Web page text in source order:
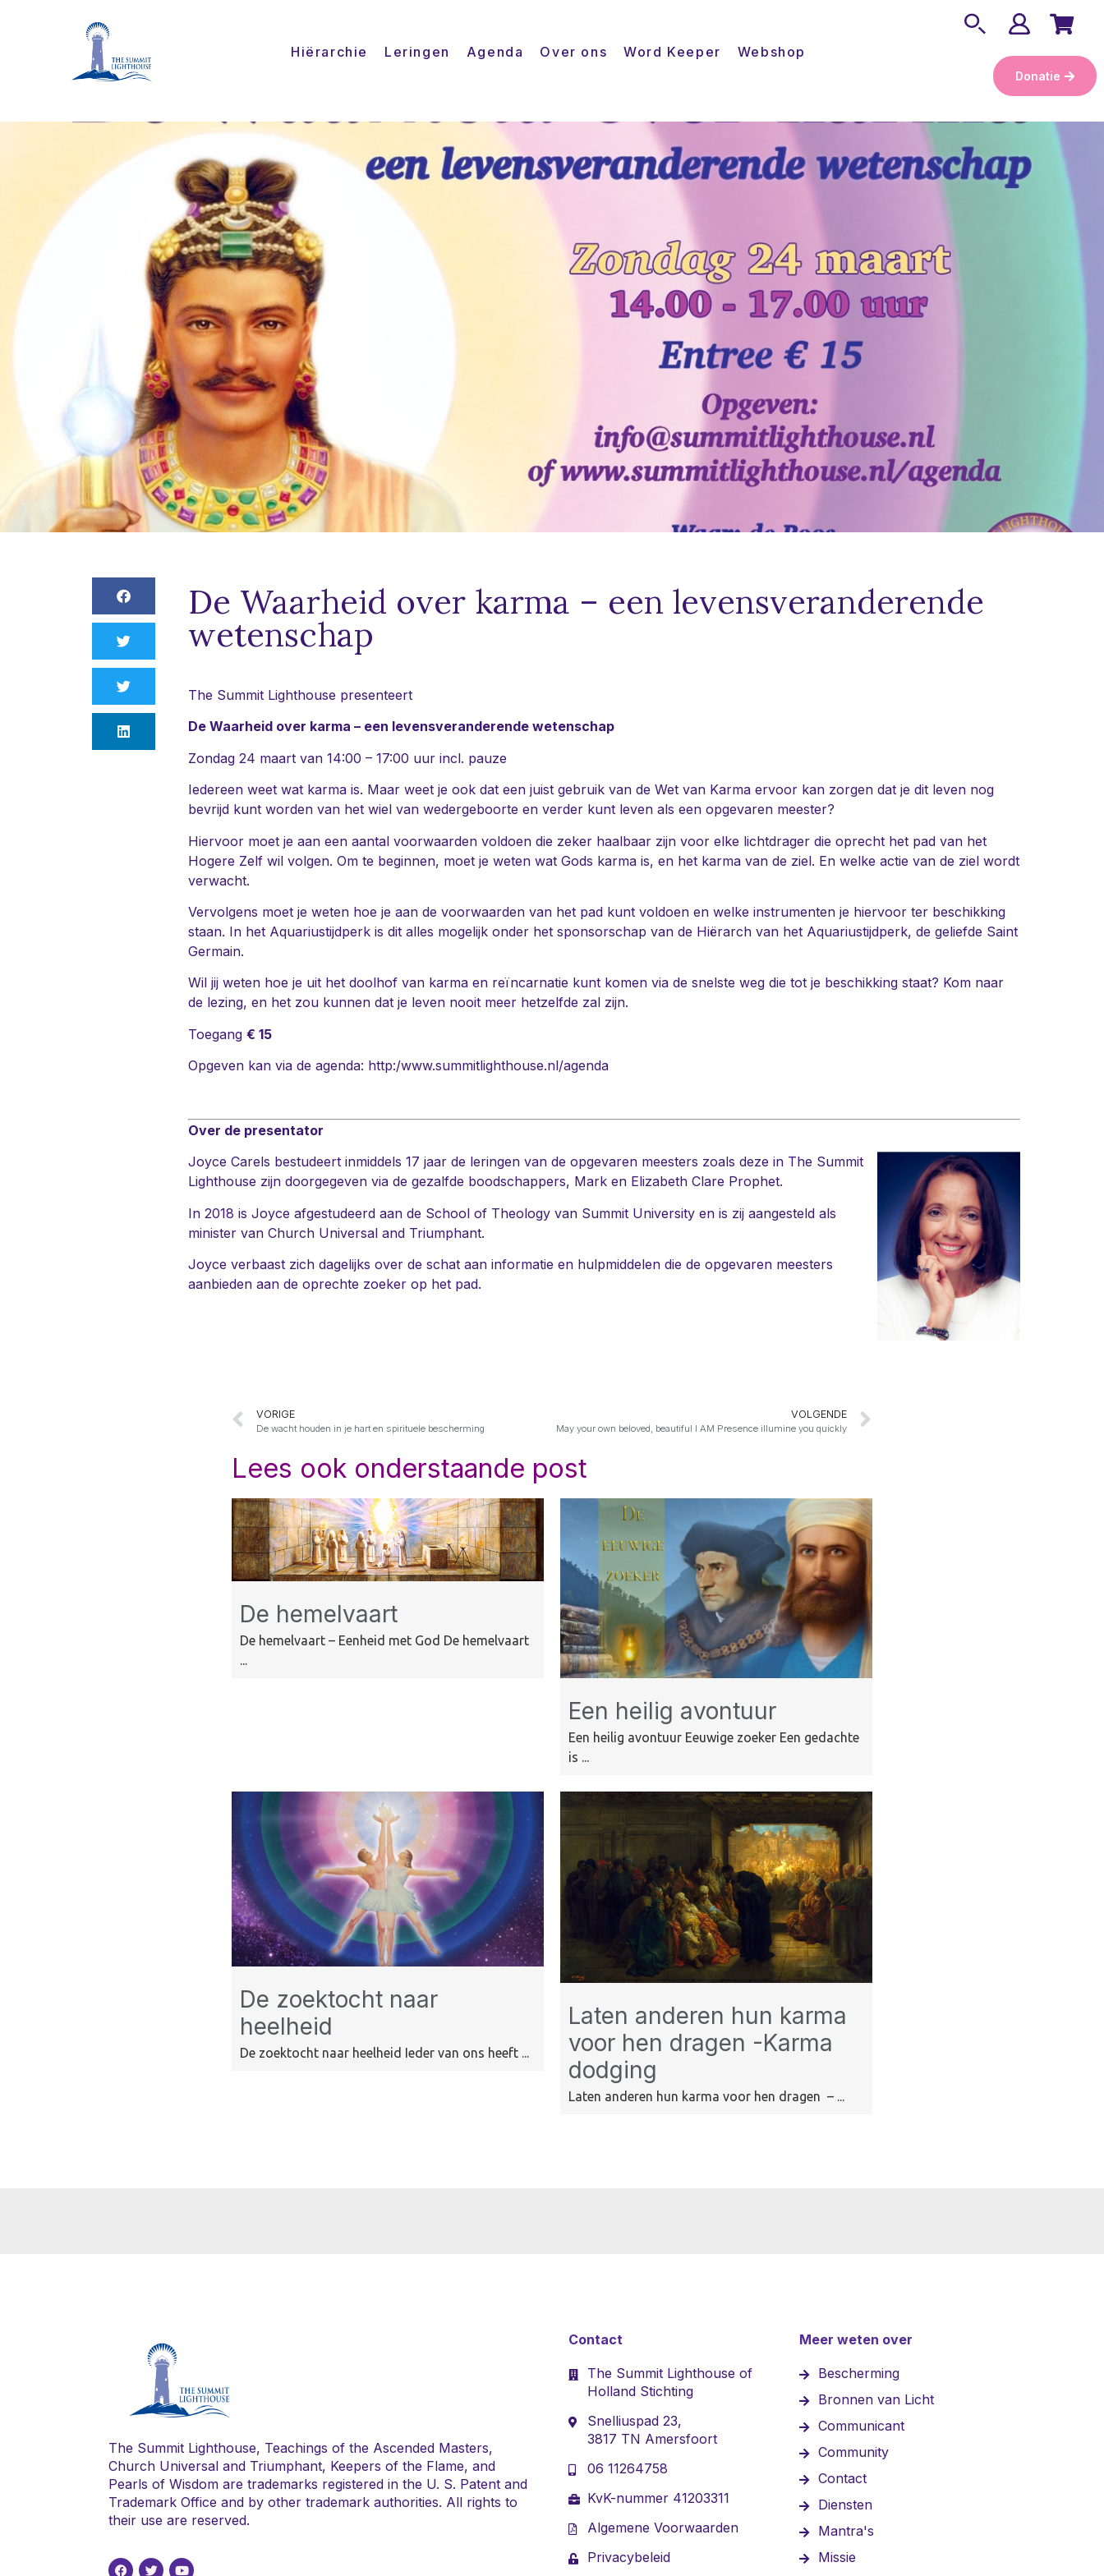
Hiërarchie Leringen Agenda Over ons Word Keeper Webshop
Donatie
De Waarheid over karma – een levensveranderende
wetenschap
The Summit Lighthouse presenteert
De Waarheid over karma – een levensveranderende wetenschap
Zondag 24 maart van 14:00 – 17:00 uur incl. pauze
Iedereen weet wat karma is. Maar weet je ook dat een juist gebruik van de Wet van Karma ervoor kan zorgen dat je dit leven nog
bevrijd kunt worden van het wiel van wedergeboorte en verder kunt leven als een opgevaren meester?
Hiervoor moet je aan een aantal voorwaarden voldoen die zeker haalbaar zijn voor elke lichtdrager die oprecht het pad van het
Hogere Zelf wil volgen. Om te beginnen, moet je weten wat Gods karma is, en het karma van de ziel. En welke actie van de ziel wordt
verwacht.
Vervolgens moet je weten hoe je aan de voorwaarden van het pad kunt voldoen en welke instrumenten je hiervoor ter beschikking
staan. In het Aquariustijdperk is dit alles mogelijk onder het sponsorschap van de Hiërarch van het Aquariustijdperk, de geliefde Saint
Germain.
Wil jij weten hoe je uit het doolhof van karma en reïncarnatie kunt komen via de snelste weg die tot je beschikking staat? Kom naar
de lezing, en het zou kunnen dat je leven nooit meer hetzelfde zal zijn.
Toegang € 15
Opgeven kan via de agenda: http:/www.summitlighthouse.nl/agenda
Over de presentator
Joyce Carels bestudeert inmiddels 17 jaar de leringen van de opgevaren meesters zoals deze in The Summit
Lighthouse zijn doorgegeven via de gezalfde boodschappers, Mark en Elizabeth Clare Prophet.
In 2018 is Joyce afgestudeerd aan de School of Theology van Summit University en is zij aangesteld als
minister van Church Universal and Triumphant.
Joyce verbaast zich dagelijks over de schat aan informatie en hulpmiddelen die de opgevaren meesters
aanbieden aan de oprechte zoeker op het pad.
VORIGE
De wacht houden in je hart en spirituele bescherming
VOLGENDE
May your own beloved, beautiful I AM Presence illumine you quickly
Lees ook onderstaande post
De hemelvaart
De hemelvaart – Eenheid met God De hemelvaart
...
Een heilig avontuur
Een heilig avontuur Eeuwige zoeker Een gedachte
is ...
De zoektocht naar
heelheid
De zoektocht naar heelheid Ieder van ons heeft ...
Laten anderen hun karma
voor hen dragen -Karma
dodging
Laten anderen hun karma voor hen dragen – ...
The Summit Lighthouse, Teachings of the Ascended Masters,
Church Universal and Triumphant, Keepers of the Flame, and
Pearls of Wisdom are trademarks registered in the U. S. Patent and
Trademark Office and by other trademark authorities. All rights to
their use are reserved.
Contact
The Summit Lighthouse of
Holland Stichting
Snelliuspad 23,
3817 TN Amersfoort
06 11264758
KvK-nummer 41203311
Algemene Voorwaarden
Privacybeleid
Meer weten over
Bescherming
Bronnen van Licht
Communicant
Community
Contact
Diensten
Mantra's
Missie